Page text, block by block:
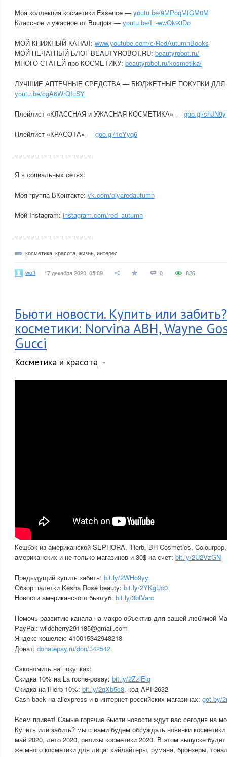
Моя коллекция косметики Essence — youtu.be/9MPoqMfGM0M
Классное и ужасное от Bourjois — youtu.be/I_-wwQk93Do
МОЙ КНИЖНЫЙ КАНАЛ: www.youtube.com/c/RedAutumnBooks
МОЙ ПЕЧАТНЫЙ БЛОГ BEAUTYROBOT.RU: beautyrobot.ru/
МНОГО СТАТЕЙ про КОСМЕТИКУ: beautyrobot.ru/kosmetika/
ЛУЧШИЕ АПТЕЧНЫЕ СРЕДСТВА — БЮДЖЕТНЫЕ ПОКУПКИ
youtu.be/cgA6WrQIuSY
Плейлист «КЛАССНАЯ и УЖАСНАЯ КОСМЕТИКА» — goo.gl/shJN9y
Плейлист «КРАСОТА» — goo.gl/1eYyq6
= = = = = = = = = = = = =
Я в социальных сетях:
Моя группа ВКонтакте: vk.com/olyaredautumn
Мой Instagram: instagram.com/red_autumn
= = = = = = = = = = = = =
косметика красота жизнь интерес
woff 17 декабря 2020, 05:09 0 826
Бьюти новости. Купить или
косметики: Norvina ABH, Wayne
Gucci
Косметика и красота
Кешбэк из американской SEPHORA, iHerb, BH Cosmetics,
американских и не только магазинов и 30$ на счет: bit.ly/2U2VzGN
Предыдущий купить забить: bit.ly/2WHo9yy
Обзор палетки Kesha Rose beauty: bit.ly/2YKgUc0
Новости американского бьютуб: bit.ly/3bfVarc
Помочь развитию канала на макро объектив для вашей любимой
PayPal: wildcherry291185@gmail.com
Яндекс кошелек: 410015342948218
Донат: donatepay.ru/don/342542
Сэкономить на покупках:
Скидка 10% на La roche-posay: bit.ly/2ZzlEiq
Скидка на iHerb 10%: bit.ly/2qXb5c8, код APF2632
Cash back на aliexpress и в интернет-российских магазинах: got.by/
Всем привет! Самые горячие бьюти новости ждут вас сегодня на
Купить или забить? мы с вами будем обсуждать новинки
май 2020, лето 2020, релизы косметики 2020. В этом выпуске будет
же много косметики для лица: хайлайтеры, румяна, бронзеры,